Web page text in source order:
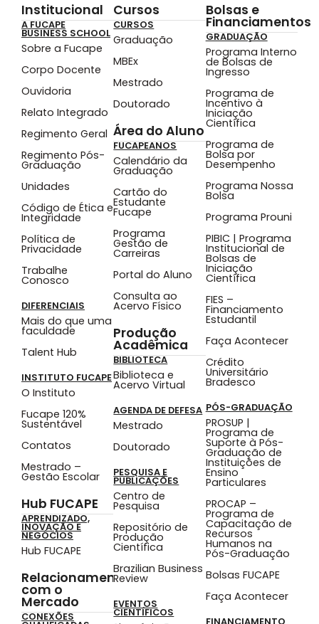
Institucional
A FUCAPE
BUSINESS SCHOOL
Sobre a Fucape
Corpo Docente
Ouvidoria
Relato Integrado
Regimento Geral
Regimento Pós-
Graduação
Unidades
Código de Ética e
Integridade
Política de
Privacidade
Trabalhe
Conosco
DIFERENCIAIS
Mais do que uma
faculdade
Talent Hub
INSTITUTO FUCAPE
O Instituto
Fucape 120%
Sustentável
Contatos
Mestrado –
Gestão Escolar
Hub FUCAPE
APRENDIZADO,
INOVAÇÃO E
NEGÓCIOS
Hub FUCAPE
Relacionamento
com o
Mercado
CONEXÕES
Cursos
CURSOS
Graduação
MBEx
Mestrado
Doutorado
Área do Aluno
FUCAPEANOS
Calendário da
Graduação
Cartão do
Estudante
Fucape
Programa
Gestão de
Carreiras
Portal do Aluno
Consulta ao
Acervo Físico
Produção
Acadêmica
BIBLIOTECA
Biblioteca e
Acervo Virtual
AGENDA DE DEFESA
Mestrado
Doutorado
PESQUISA E
PUBLICAÇÕES
Centro de
Pesquisa
Repositório de
Produção
Científica
Brazilian Business
Review
EVENTOS
CIENTÍFICOS
Bolsas e
Financiamentos
GRADUAÇÃO
Programa Interno
de Bolsas de
Ingresso
Programa de
Incentivo à
Iniciação
Científica
Programa de
Bolsa por
Desempenho
Programa Nossa
Bolsa
Programa Prouni
PIBIC | Programa
Institucional de
Bolsas de
Iniciação
Científica
FIES –
Financiamento
Estudantil
Faça Acontecer
Crédito
Universitário
Bradesco
PÓS-GRADUAÇÃO
PROSUP |
Programa de
Suporte à Pós-
Graduação de
Instituições de
Ensino
Particulares
PROCAP –
Programa de
Capacitação de
Recursos
Humanos na
Pós-Graduação
Bolsas FUCAPE
Faça Acontecer
FINANCIAMENTO